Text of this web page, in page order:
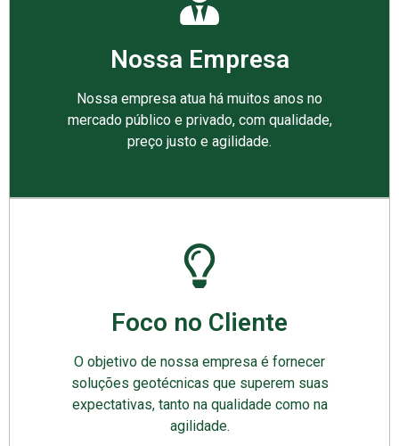
Nossa Empresa
Nossa empresa atua há muitos anos no
mercado público e privado, com qualidade,
preço justo e agilidade.
Foco no Cliente
O objetivo de nossa empresa é fornecer
soluções geotécnicas que superem suas
expectativas, tanto na qualidade como na
agilidade.